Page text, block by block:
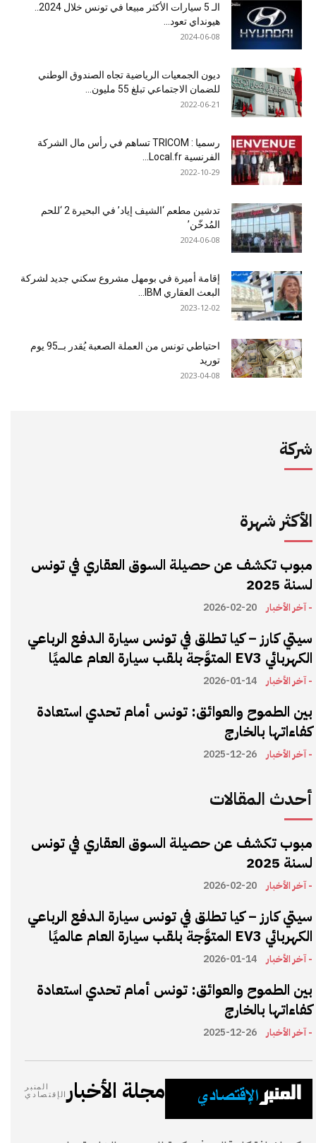
هيونداي تعود...
2024-06-08
ديون الجمعيات الرياضية تجاه الصندوق الوطني
للضمان الاجتماعي تبلغ 55 مليون...
2022-06-21
رسميا : TRICOM تساهم في رأس مال الشركة
الفرنسية Local.fr...
2022-10-29
تدشين مطعم ‘الشيف إياد’ في البحيرة 2 ‘للحم
المُدخّن’
2024-06-08
إقامة أميرة في بومهل مشروع سكني جديد لشركة
البعث العقاري IBM...
2023-12-02
احتياطي تونس من العملة الصعبة يُقدر بــ95 يوم
توريد
2023-04-08
شركة
الأكثر شهرة
مبوب تكشف عن حصيلة السوق العقاري في تونس
لسنة 2025
- آخر الأخبار 2026-02-20
سيتي كارز – كيا تطلق في تونس سيارة الـدفع الرباعي
الكهربائي EV3 المتوَّجة بلقب سيارة العام عالميًا
- آخر الأخبار 2026-01-14
بين الطموح والعوائق: تونس أمام تحدي استعادة
كفاءاتها بالخارج
- آخر الأخبار 2025-12-26
أحدث المقالات
مبوب تكشف عن حصيلة السوق العقاري في تونس
لسنة 2025
- آخر الأخبار 2026-02-20
سيتي كارز – كيا تطلق في تونس سيارة الـدفع الرباعي
الكهربائي EV3 المتوَّجة بلقب سيارة العام عالميًا
- آخر الأخبار 2026-01-14
بين الطموح والعوائق: تونس أمام تحدي استعادة
كفاءاتها بالخارج
- آخر الأخبار 2025-12-26
مجلة الأخبار
المنبر
الإقتصادي